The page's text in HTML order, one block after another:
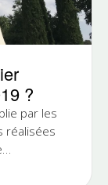
?
par les
réalisées